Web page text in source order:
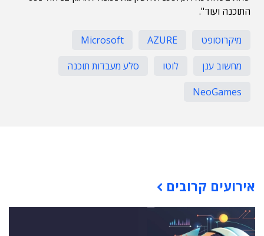
התוכנה ועוד".
מיקרוסופט AZURE
Microsoft
מחשוב ענן
לוטו
סלע מעבדות תוכנה
NeoGames
אירועים קרובים